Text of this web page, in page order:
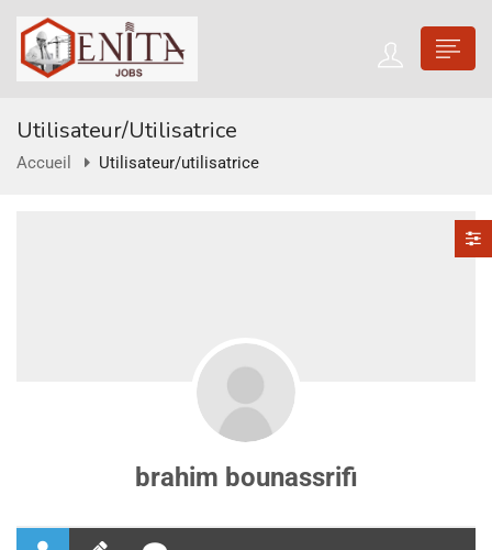
Utilisateur/utilisatrice
Accueil Utilisateur/utilisatrice
brahim bounassrifi